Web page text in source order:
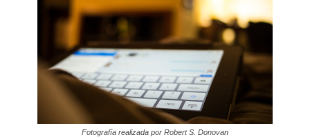
Fotografía realizada por Robert S. Donovan